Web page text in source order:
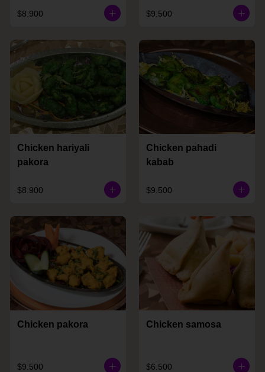
$8.900 $9.500
Chicken hariyali
pakora
$8.900
Chicken pahadi
kabab
$9.500
Chicken pakora
$9.500
Chicken samosa
$6.500